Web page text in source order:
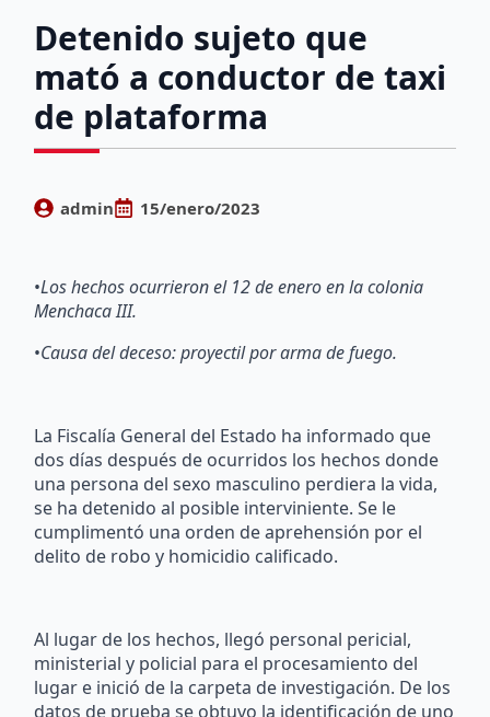
Detenido sujeto que
mató a conductor de taxi
de plataforma
admin 15/enero/2023
•Los hechos ocurrieron el 12 de enero en la colonia
Menchaca III.
•Causa del deceso: proyectil por arma de fuego.
La Fiscalía General del Estado ha informado que
dos días después de ocurridos los hechos donde
una persona del sexo masculino perdiera la vida,
se ha detenido al posible interviniente. Se le
cumplimentó una orden de aprehensión por el
delito de robo y homicidio calificado.
Al lugar de los hechos, llegó personal pericial,
ministerial y policial para el procesamiento del
lugar e inició de la carpeta de investigación. De los
datos de prueba se obtuvo la identificación de uno